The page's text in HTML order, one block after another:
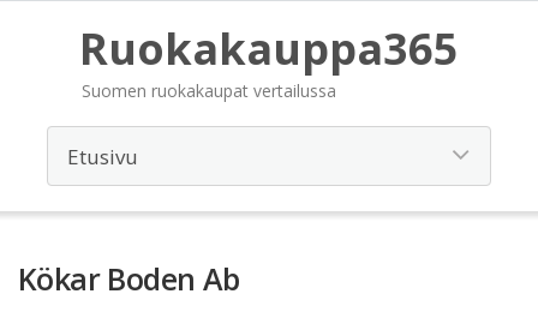
Ruokakauppa365
Suomen ruokakaupat vertailussa
Kökar Boden Ab